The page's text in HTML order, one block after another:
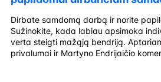
darbuotojui?
Dirbate samdomą darbą ir norite
Sužinokite, kada labiau apsimoka
verta steigti mažąją bendriją.
privalumai ir Martyno Endrijaičio